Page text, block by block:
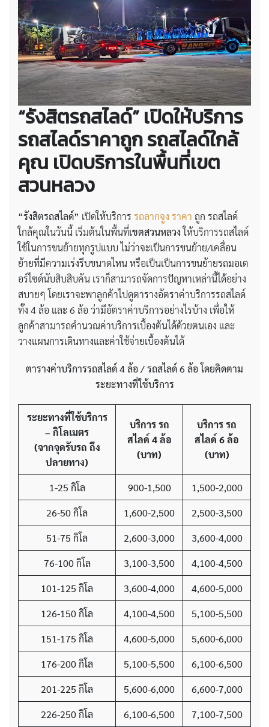
“รังสิตรถสไลด์” เปิดให้บริการ
รถสไลด์ราคาถูก รถสไลด์ใกล้
คุณ เปิดบริการในพื้นที่เขต
สวนหลวง
“รังสิตรถสไลด์” เปิดให้บริการ รถลากจูง ราคา ถูก รถสไลด์
ใกล้คุณในวันนี้ เริ่มต้นในพื้นที่เขตสวนหลวงให้บริการรถสไลด์
ใช้ในการขนย้ายทุกรูปแบบ ไม่ว่าจะเป็นการขนย้าย/เคลื่อน
ย้ายที่มีความเร่งรีบขนาดไหน หรือเป็นเป็นการขนย้ายรถมอเต
อร์ไซด์นับสิบสิบคัน เราก็สามารถจัดการปัญหาเหล่านี้ได้อย่าง
สบายๆ โดยเราจะพาลูกค้าไปดูตารางอัตราค่าบริการรถสไลด์
ทั้ง 4 ล้อ และ 6 ล้อ ว่ามีอัตราค่าบริการอย่างไรบ้าง เพื่อให้
ลูกค้าสามารถคำนวณค่าบริการเบื้องต้นได้ด้วยตนเอง และ
วางแผนการเดินทางและค่าใช้จ่ายเบื้องต้นได้
ตารางค่าบริการรถสไลด์4 ล้อ / รถสไลด์ 6 ล้อ โดยคิดตาม
ระยะทางที่ใช้บริการ
ระยะทางที่ใช้บริการ
– กิโลเมตร
(จากจุดรับรถ ถึง
ปลายทาง)
บริการ รถ
สไลด์ 4 ล้อ
(บาท)
บริการ รถ
สไลด์ 6 ล้อ
(บาท)
1-25 กิโล 900-1,500
1,500-2,000
26-50 กิโล
1,600-2,500
2,500-3,500
51-75 กิโล
2,600-3,000
3,600-4,000
76-100 กิโล
3,100-3,500
4,100-4,500
101-125 กิโล
3,600-4,000
4,600-5,000
126-150 กิโล
4,100-4,500
5,100-5,500
151-175 กิโล
4,600-5,000
5,600-6,000
176-200 กิโล
5,100-5,500
6,100-6,500
201-225 กิโล
5,600-6,000
6,600-7,000
226-250 กิโล
6,100-6,500 7,100-7,500